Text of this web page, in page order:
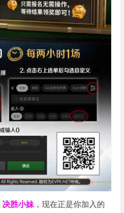
决胜小妹 ，现在正是你加入的